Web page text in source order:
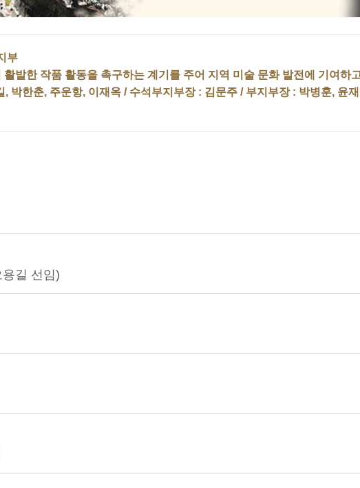
부
발한 작품 활동을 촉구하는 계기를 주어 지역 미술 문화 발전에 기여하
박한춘, 주운항, 이재옥 / 수석부지부장 : 김문주 / 부지부장 : 박병훈, 윤
길 선임)